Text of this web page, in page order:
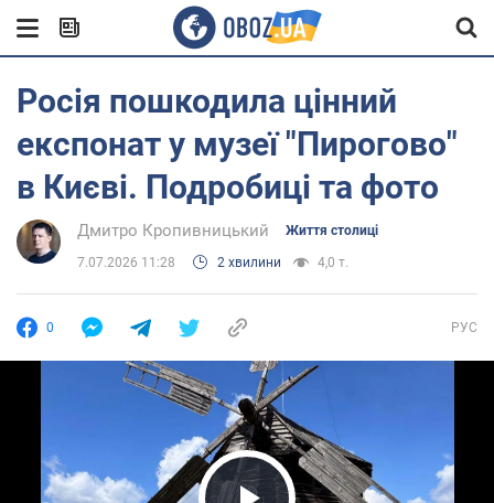
Росія пошкодила цінний
експонат у музеї "Пирогово"
в Києві. Подробиці та фото
Дмитро Кропивницький Життя столиці
7.07.2026 11:28 2 хвилини 4,0 т.
0 РУС